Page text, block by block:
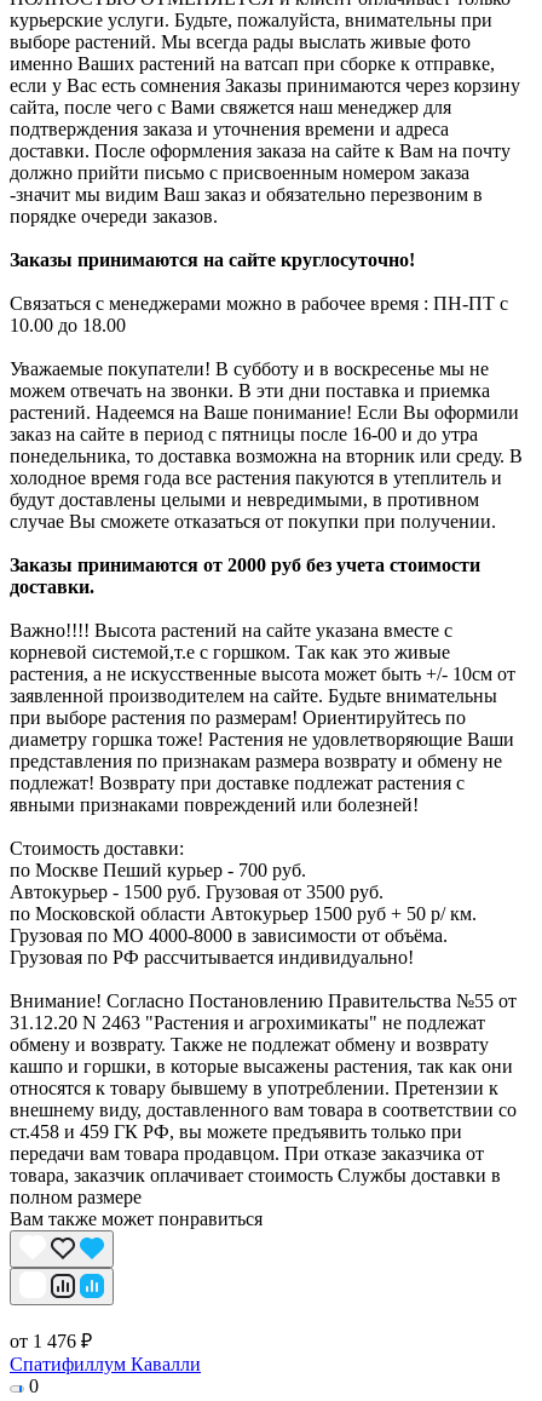
курьерские услуги. Будьте, пожалуйста, внимательны при
выборе растений. Мы всегда рады выслать живые фото
именно Ваших растений на ватсап при сборке к отправке,
если у Вас есть сомнения Заказы принимаются через корзину
сайта, после чего с Вами свяжется наш менеджер для
подтверждения заказа и уточнения времени и адреса
доставки. После оформления заказа на сайте к Вам на почту
должно прийти письмо с присвоенным номером заказа
-значит мы видим Ваш заказ и обязательно перезвоним в
порядке очереди заказов.
Заказы принимаются на сайте круглосуточно!
Связаться с менеджерами можно в рабочее время : ПН-ПТ с
10.00 до 18.00
Уважаемые покупатели! В субботу и в воскресенье мы не
можем отвечать на звонки. В эти дни поставка и приемка
растений. Надеемся на Ваше понимание! Если Вы оформили
заказ на сайте в период с пятницы после 16-00 и до утра
понедельника, то доставка возможна на вторник или среду. В
холодное время года все растения пакуются в утеплитель и
будут доставлены целыми и невредимыми, в противном
случае Вы сможете отказаться от покупки при получении.
Заказы принимаются от 2000 руб без учета стоимости
доставки.
Важно!!!! Высота растений на сайте указана вместе с
корневой системой,т.е с горшком. Так как это живые
растения, а не искусственные высота может быть +/- 10см от
заявленной производителем на сайте. Будьте внимательны
при выборе растения по размерам! Ориентируйтесь по
диаметру горшка тоже! Растения не удовлетворяющие Ваши
представления по признакам размера возврату и обмену не
подлежат! Возврату при доставке подлежат растения с
явными признаками повреждений или болезней!
Стоимость доставки:
по Москве Пеший курьер - 700 руб.
Автокурьер - 1500 руб. Грузовая от 3500 руб.
по Московской области Автокурьер 1500 руб + 50 р/ км.
Грузовая по МО 4000-8000 в зависимости от объёма.
Грузовая по РФ рассчитывается индивидуально!
Внимание! Согласно Постановлению Правительства №55 от
31.12.20 N 2463 "Растения и агрохимикаты" не подлежат
обмену и возврату. Также не подлежат обмену и возврату
кашпо и горшки, в которые высажены растения, так как они
относятся к товару бывшему в употреблении. Претензии к
внешнему виду, доставленного вам товара в соответствии со
ст.458 и 459 ГК РФ, вы можете предъявить только при
передачи вам товара продавцом. При отказе заказчика от
товара, заказчик оплачивает стоимость Службы доставки в
полном размере
Вам также может понравиться
от 1 476 ₽
Спатифиллум Кавалли
0